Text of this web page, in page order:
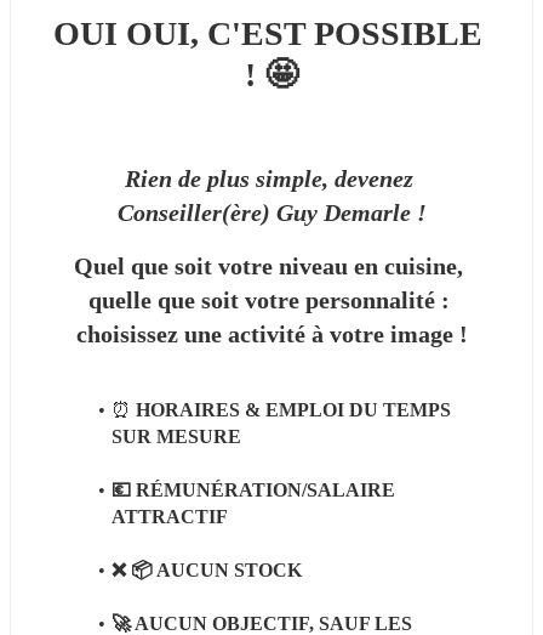
OUI OUI, C'EST POSSIBLE
! 🤩
Rien de plus simple, devenez
Conseiller(ère) Guy Demarle !
Quel que soit votre niveau en cuisine,
quelle que soit votre personnalité :
choisissez une activité à votre image !
⏰ HORAIRES & EMPLOI DU TEMPS
SUR MESURE
💶 RÉMUNÉRATION/SALAIRE
ATTRACTIF
❌ 📦 AUCUN STOCK
🚀 AUCUN OBJECTIF, SAUF LES